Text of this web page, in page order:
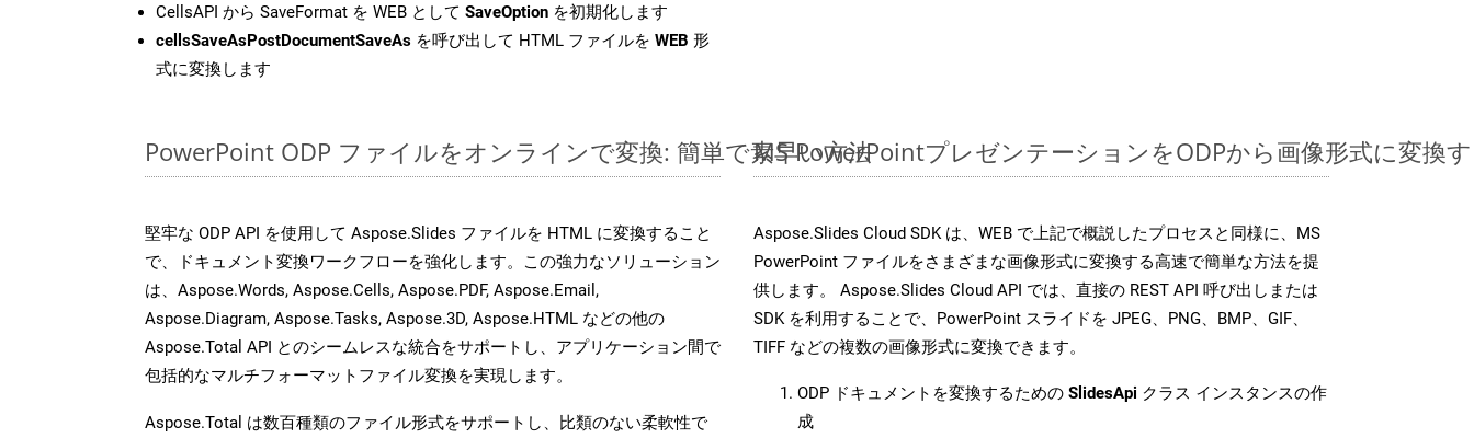
CellsAPI から SaveFormat を WEB として SaveOption を初期化します
cellsSaveAsPostDocumentSaveAs を呼び出して HTML ファイルを WEB 形
式に変換します
PowerPoint ODP ファイルをオンラインで変換: 簡単で素早い方法
堅牢な ODP API を使用して Aspose.Slides ファイルを HTML に変換すること
で、ドキュメント変換ワークフローを強化します。この強力なソリューション
は、Aspose.Words, Aspose.Cells, Aspose.PDF, Aspose.Email,
Aspose.Diagram, Aspose.Tasks, Aspose.3D, Aspose.HTML などの他の
Aspose.Total API とのシームレスな統合をサポートし、アプリケーション間で
包括的なマルチフォーマットファイル変換を実現します。
Aspose.Total は数百種類のファイル形式をサポートし、比類のない柔軟性で
MS PowerPointプレゼンテーションをODPから画像形式に変換
Aspose.Slides Cloud SDK は、WEB で上記で概説したプロセスと同様に、MS
PowerPoint ファイルをさまざまな画像形式に変換する高速で簡単な方法を提
供します。 Aspose.Slides Cloud API では、直接の REST API 呼び出しまたは
SDK を利用することで、PowerPoint スライドを JPEG、PNG、BMP、GIF、
TIFF などの複数の画像形式に変換できます。
ODP ドキュメントを変換するための SlidesApi クラス インスタンスの作
成